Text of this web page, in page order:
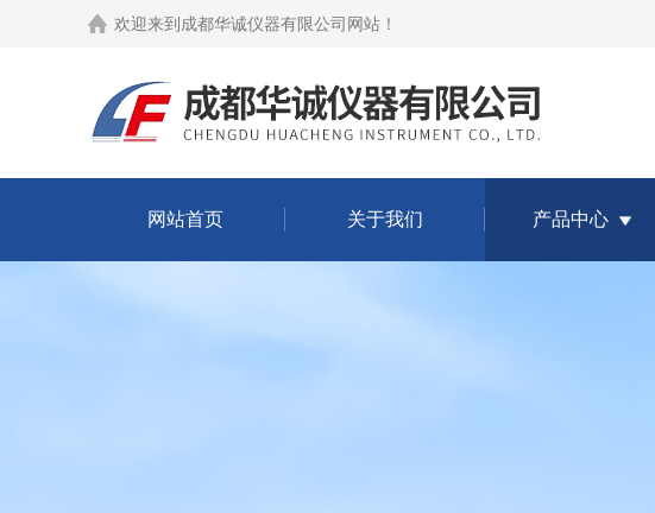
欢迎来到 成都华诚仪器有限公司网站 ！
网站首页 关于我们 产品中心